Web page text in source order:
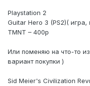
Playstation 2
Guitar Hero 3 (PS2)( игра,
TMNT – 400р
Или поменяю на что-то
вариант покупки )
Sid Meier's Civilization